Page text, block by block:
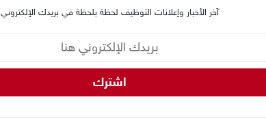
آخر الأخبار وإعلانات التوظيف لحظة بلحظة في بريدك الإلكتروني